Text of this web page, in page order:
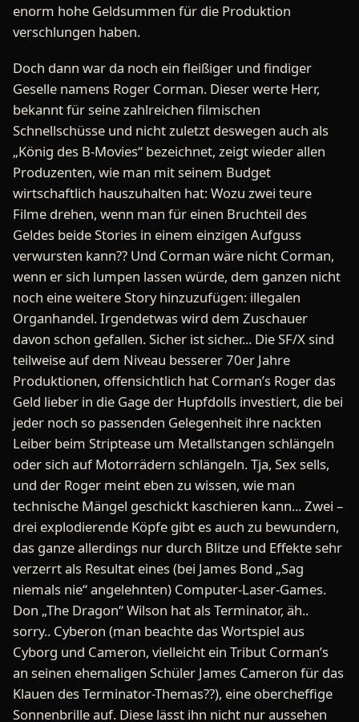
enorm hohe Geldsummen für die Produktion
verschlungen haben.
Doch dann war da noch ein fleißiger und findiger
Geselle namens Roger Corman. Dieser werte Herr,
bekannt für seine zahlreichen filmischen
Schnellschüsse und nicht zuletzt deswegen auch als
„König des B-Movies“ bezeichnet, zeigt wieder allen
Produzenten, wie man mit seinem Budget
wirtschaftlich hauszuhalten hat: Wozu zwei teure
Filme drehen, wenn man für einen Bruchteil des
Geldes beide Stories in einem einzigen Aufguss
verwursten kann?? Und Corman wäre nicht Corman,
wenn er sich lumpen lassen würde, dem ganzen nicht
noch eine weitere Story hinzuzufügen: illegalen
Organhandel. Irgendetwas wird dem Zuschauer
davon schon gefallen. Sicher ist sicher... Die SF/X sind
teilweise auf dem Niveau besserer 70er Jahre
Produktionen, offensichtlich hat Corman’s Roger das
Geld lieber in die Gage der Hupfdolls investiert, die bei
jeder noch so passenden Gelegenheit ihre nackten
Leiber beim Striptease um Metallstangen schlängeln
oder sich auf Motorrädern schlängeln. Tja, Sex sells,
und der Roger meint eben zu wissen, wie man
technische Mängel geschickt kaschieren kann... Zwei –
drei explodierende Köpfe gibt es auch zu bewundern,
das ganze allerdings nur durch Blitze und Effekte sehr
verzerrt als Resultat eines (bei James Bond „Sag
niemals nie“ angelehnten) Computer-Laser-Games.
Don „The Dragon“ Wilson hat als Terminator, äh..
sorry.. Cyberon (man beachte das Wortspiel aus
Cyborg und Cameron, vielleicht ein Tribut Corman’s
an seinen ehemaligen Schüler James Cameron für das
Klauen des Terminator-Themas??), eine obercheffige
Sonnenbrille auf. Diese lässt ihn nicht nur aussehen